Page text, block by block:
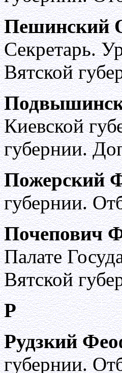
Пешинский
Секретарь.
Вятской
Киевской
губернии.
Пожерский
губернии.
Почепович
Палате
Вятской
Р
Рудзкий
губернии.